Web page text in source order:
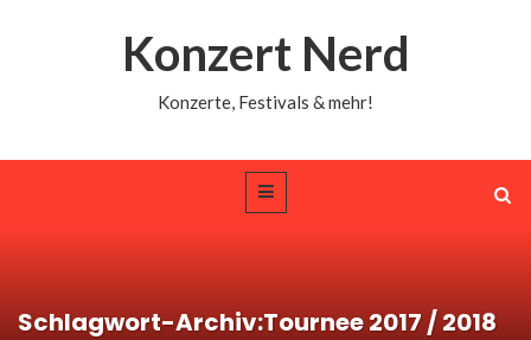
Konzert Nerd
Konzerte, Festivals & mehr!
Schlagwort-Archiv:Tournee 2017 / 2018